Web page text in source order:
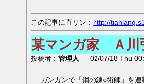
この記事に直リン： http://
某マンガ家 Ａ川
投稿者：管理人 02/07/18 Thu
ガンガンで「鋼の錬○術師」を